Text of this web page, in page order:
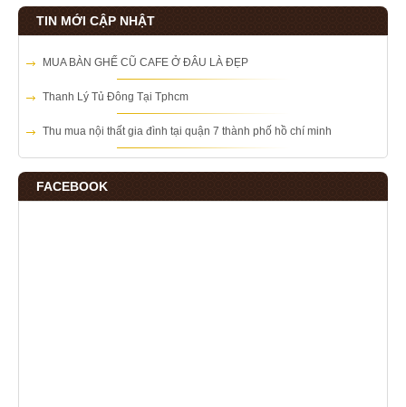
TIN MỚI CẬP NHẬT
MUA BÀN GHẾ CŨ CAFE Ở ĐÂU LÀ ĐẸP
Thanh Lý Tủ Đông Tại Tphcm
Thu mua nội thất gia đình tại quận 7 thành phố hồ chí minh
FACEBOOK